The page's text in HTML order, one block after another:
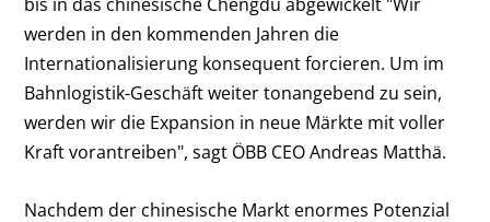
bis in das chinesische Chengdu abgewickelt "Wir
werden in den kommenden Jahren die
Internationalisierung konsequent forcieren. Um im
Bahnlogistik-Geschäft weiter tonangebend zu sein,
werden wir die Expansion in neue Märkte mit voller
Kraft vorantreiben", sagt ÖBB CEO Andreas Matthä.
Nachdem der chinesische Markt enormes Potenzial